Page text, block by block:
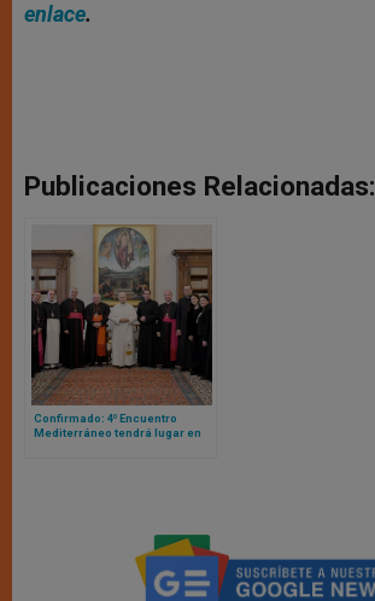
enlace.
Publicaciones Relacionadas:
Confirmado: 4º Encuentro
Mediterráneo tendrá lugar en